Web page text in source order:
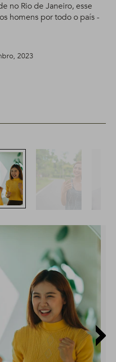
no Rio de Janeiro, esse
homens por todo o país -
2023